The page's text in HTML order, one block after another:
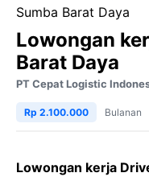
Sumba Barat Daya
Lowongan
Barat Daya
PT Cepat Logistic
Rp 2.100.000 Bulanan
Lowongan kerja